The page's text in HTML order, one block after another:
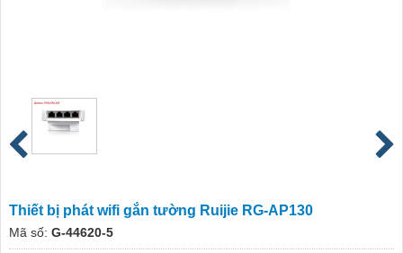
Thiết bị phát wifi gắn tường Ruijie RG-AP130
Mã số: G-44620-5